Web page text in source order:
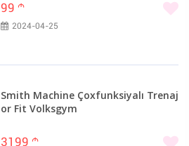
99 m
2024-04-25
Smith Machine Çoxfunksiyalı Trenaj
or Fit Volksgym
3199 m